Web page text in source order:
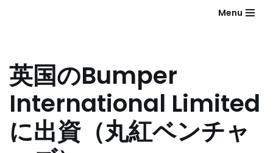
テ
ン
ツ
ス
キ
Menu
英国のBumper
International Limited
に出資（丸紅ベンチャ